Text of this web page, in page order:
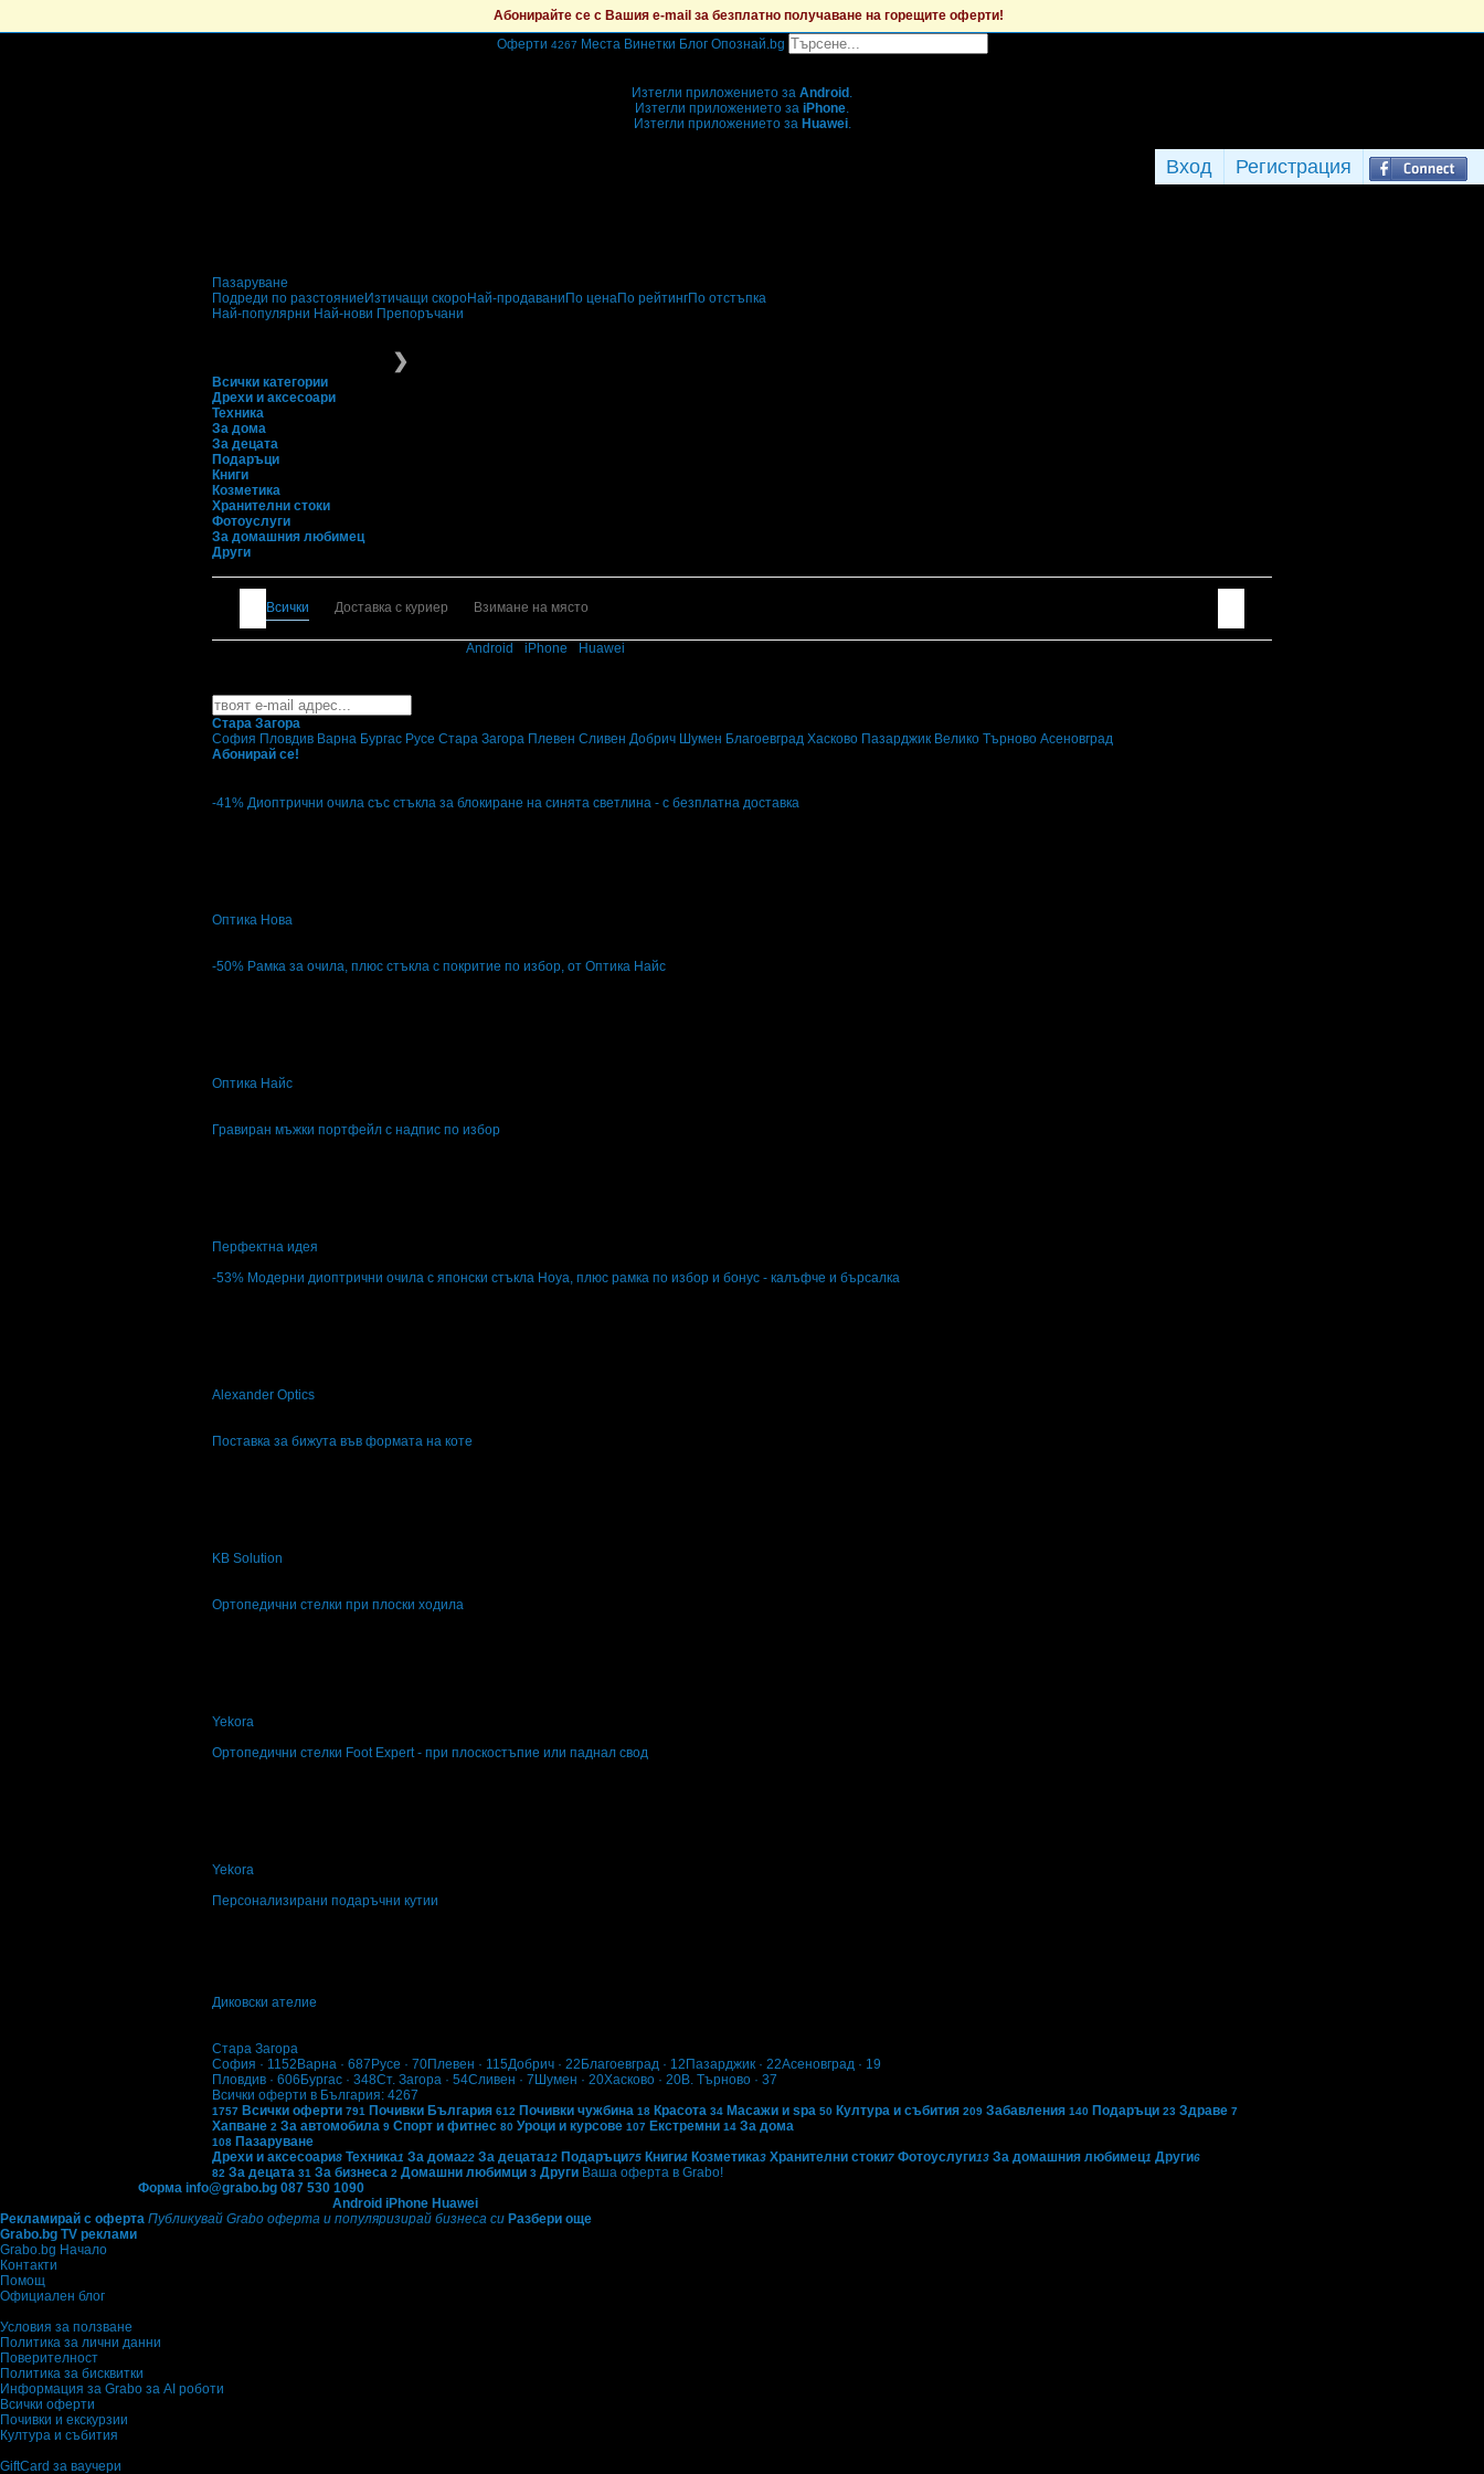
Абонирайте се с Вашия e-mail за безплатно получаване на горещите оферти!
Оферти 4267 Места Винетки Блог Опознай.bg
Изтегли приложението за Android .
Изтегли приложението за iPhone.
Изтегли приложението за Huawei.
Регистрация
Вход
Пазаруване
Подреди по разстояние Изтичащи скороНай-продавани По ценаПо рейтингПо отстъпка
Най-популярни Най-нови Препоръчани
❯
Всички категории
Дрехи и аксесоари
Техника
За дома
За децата
Подаръци
Книги
Козметика
Хранителни стоки
Фотоуслуги
За домашния любимец
Други
Всички Доставка с куриер Взимане на място
Android iPhone Huawei
Стара Загора
София Пловдив Варна Бургас Русе Стара Загора Плевен Сливен Добрич Шумен Благоевград Хасково Пазарджик Велико Търново Асеновград
Абонирай се!
-41% Диоптрични очила със стъкла за блокиране на синята светлина - с безплатна доставка
Оптика Нова
-50% Рамка за очила, плюс стъкла с покритие по избор, от Оптика Найс
Оптика Найс
Гравиран мъжки портфейл с надпис по избор
Перфектна идея
-53% Модерни диоптрични очила с японски стъкла Hoya, плюс рамка по избор и бонус - калъфче и бърсалка
Alexander Оptics
Поставка за бижута във формата на коте
KB Solution
Ортопедични стелки при плоски ходила
Yekora
Ортопедични стелки Foot Expert - при плоскостъпие или паднал свод
Yekora
Персонализирани подаръчни кутии
Диковски ателие
Стара Загора
София · 1152 Варна · 687 Русе · 70Плевен · 115Добрич · 22 Благоевград · 12 Пазарджик · 22Асеновград · 19
Пловдив · 606 Бургас · 348Ст. Загора · 54Сливен · 7 Шумен · 20Хасково · 20В. Търново · 37
Всички оферти в България: 4267
1757 Всички оферти 791 Почивки България 612 Почивки чужбина 18 Красота 34 Масажи и spa 50 Култура и събития 209 Забавления 140 Подаръци 23 Здраве 7
Хапване 2 За автомобила 9 Спорт и фитнес 80 Уроци и курсове 107 Екстремни 14 За дома
108 Пазаруване
Дрехи и аксесоари8 Техника1 За дома22 За децата12 Подаръци75 Книги4 Козметика3 Хранителни стоки7 Фотоуслуги13 За домашния любимец1 Други6
82 За децата 31 За бизнеса 2 Домашни любимци 3 Други Ваша оферта в Grabo!
Форма info@grabo.bg 087 530 1090
Android iPhone Huawei
Рекламирай с оферта Публикувай Grabo оферта и популяризирай бизнеса си Разбери още
Grabo.bg TV реклами
Grabo.bg Начало
Контакти
Помощ
Официален блог
Условия за ползване
Политика за лични данни
Поверителност
Политика за бисквитки
Информация за Grabo за AI роботи
Всички оферти
Почивки и екскурзии
Култура и събития
GiftCard за ваучери